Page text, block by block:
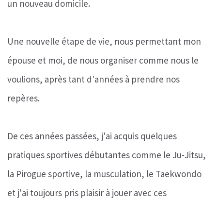
un nouveau domicile.
Une nouvelle étape de vie, nous permettant mon
épouse et moi, de nous organiser comme nous le
voulions, après tant d'années à prendre nos
repères.
De ces années passées, j'ai acquis quelques
pratiques sportives débutantes comme le Ju-Jitsu,
la Pirogue sportive, la musculation, le Taekwondo
et j'ai toujours pris plaisir à jouer avec ces